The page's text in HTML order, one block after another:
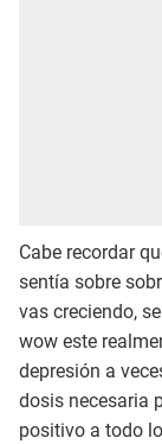
Cabe recordar
sentía sobre
vas creciendo,
wow este
depresión a
dosis necesaria
positivo a todo